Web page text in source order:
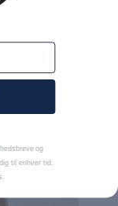
og
til enhver tid.